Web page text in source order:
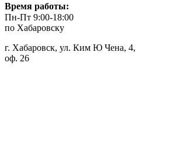
Время работы:
Пн-Пт 9:00-18:00
по Хабаровску
г. Хабаровск, ул. Ким Ю Чена, 4,
оф. 26